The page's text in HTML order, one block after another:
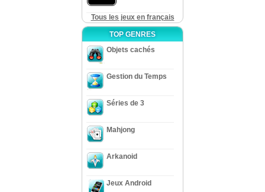
Tous les jeux en français
TOP GENRES
Objets cachés
Gestion du Temps
Séries de 3
Mahjong
Arkanoid
Jeux Android